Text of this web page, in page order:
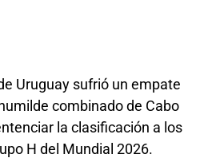
Uruguay sufrió un empate
combinado de Cabo
la clasificación a los
H del Mundial 2026.